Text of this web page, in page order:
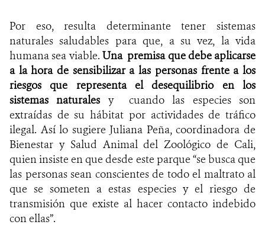
Por eso, resulta determinante tener sistemas
naturales saludables para que, a su vez, la vida
humana sea viable. Una premisa que debe aplicarse
a la hora de sensibilizar a las personas frente a los
riesgos que representa el desequilibrio en los
sistemas naturales y cuando las especies son
extraídas de su hábitat por actividades de tráfico
ilegal. Así lo sugiere Juliana Peña, coordinadora de
Bienestar y Salud Animal del Zoológico de Cali,
quien insiste en que desde este parque “se busca que
las personas sean conscientes de todo el maltrato al
que se someten a estas especies y el riesgo de
transmisión que existe al hacer contacto indebido
con ellas”.